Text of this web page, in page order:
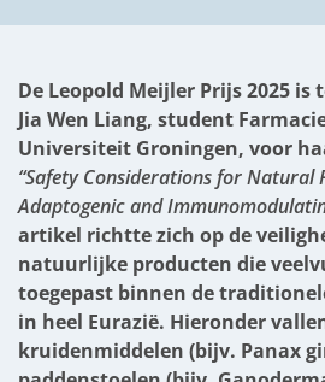
De Leopold Meijler Prijs 2025 is
Jia Wen Liang, student
Universiteit Groningen, voor
“Safety Considerations for Natural
Adaptogenic and
artikel richtte zich op de
natuurlijke producten die
toegepast binnen de
in heel Eurazië. Hieronder
kruidenmiddelen (bijv. Panax